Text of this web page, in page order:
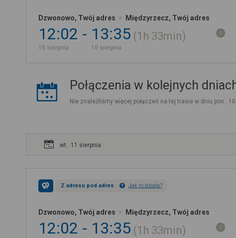
Dzwonowo, Twój adres Międzyrzecz, Twój adres
12:02
10 sierpnia
13:35
10 sierpnia
1h 33min
Połączenia w kolejnych
Nie znaleźliśmy więcej połączeń na tej trasie w dniu pon..
wt.. 11 sierpnia
Z adresu pod adres Jak to działa?
Dzwonowo, Twój adres Międzyrzecz, Twój adres
12:02 13:35 1h 33min